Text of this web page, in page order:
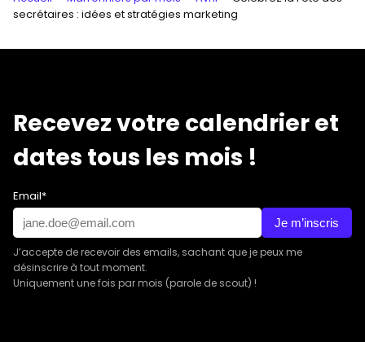
secrétaires : idées et stratégies marketing
Recevez votre calendrier et
dates tous les mois !
Email*
Je m’inscris
J’accepte de recevoir des emails, sachant que je peux me
désinscrire à tout moment.
Uniquement une fois par mois (parole de scout) !